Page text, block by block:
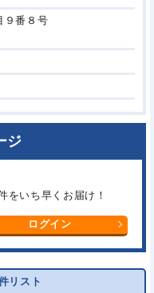
番８号
ジ
をいち早くお届け！
ログイン
リスト